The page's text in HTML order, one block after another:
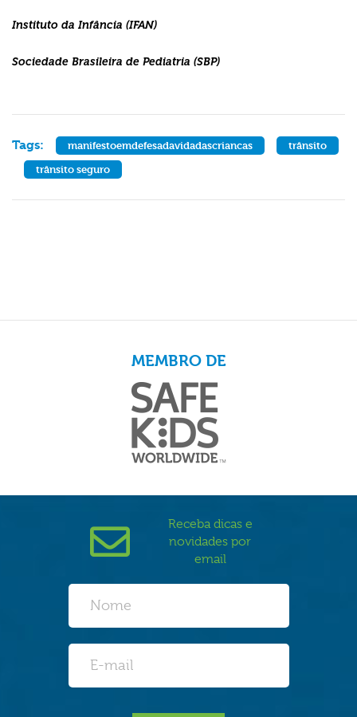
Instituto da Infância (IFAN)
Sociedade Brasileira de Pediatria (SBP)
Tags: manifestoemdefesadavidadascriancas
trânsito
trânsito seguro
MEMBRO DE
Receba dicas e
novidades por
email